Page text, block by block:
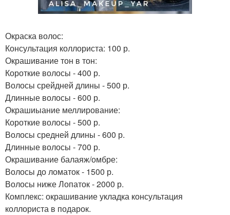
Окраска волос:
Консультация коллориста: 100 р.
Окрашивание тон в тон:
Короткие волосы - 400 р.
Волосы срейдней длины - 500 р.
Длинные волосы - 600 р.
Окрашиыание меллирование:
Короткие волосы - 500 р.
Волосы средней длины - 600 р.
Длинные волосы - 700 р.
Окрашивание балаяж/омбре:
Волосы до ломаток - 1500 р.
Волосы ниже Лопаток - 2000 р.
Комплекс: окрашивание укладка консультация
коллориста в подарок.